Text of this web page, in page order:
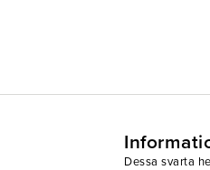
Dessa svarta